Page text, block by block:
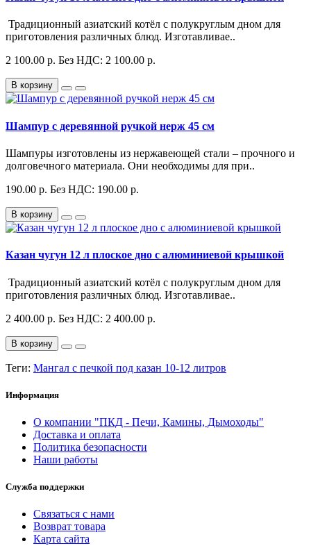
Традиционный азиатский котёл с полукруглым дном для
приготовления различных блюд. Изготавливае..
2 100.00 р. Без НДС: 2 100.00 р.
В корзину
Шампур с деревянной ручкой нерж 45 см
Шампуры изготовлены из нержавеющей стали – прочного и
долговечного материала. Они необходимы для при..
190.00 р. Без НДС: 190.00 р.
В корзину
Казан чугун 12 л плоское дно с алюминиевой крышкой
Традиционный азиатский котёл с полукруглым дном для
приготовления различных блюд. Изготавливае..
2 400.00 р. Без НДС: 2 400.00 р.
В корзину
Теги: Мангал с печкой под казан 10-12 литров
Информация
О компании "ПКД - Печи, Камины, Дымоходы"
Доставка и оплата
Политика безопасности
Наши работы
Служба поддержки
Связаться с нами
Возврат товара
Карта сайта